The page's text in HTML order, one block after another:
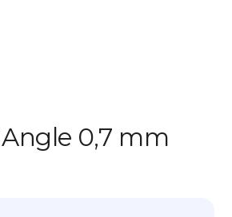
0,7 mm